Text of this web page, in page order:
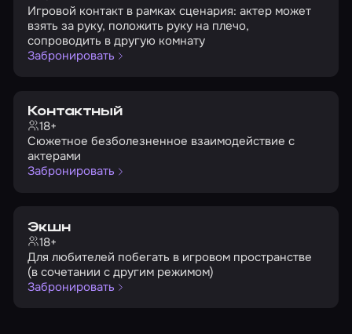
Игровой контакт в рамках сценария: актер может
взять за руку, положить руку на плечо,
сопроводить в другую комнату
Забронировать
Контактный
18+
Сюжетное безболезненное взаимодействие с
актерами
Забронировать
Экшн
18+
Для любителей побегать в игровом пространстве
(в сочетании с другим режимом)
Забронировать